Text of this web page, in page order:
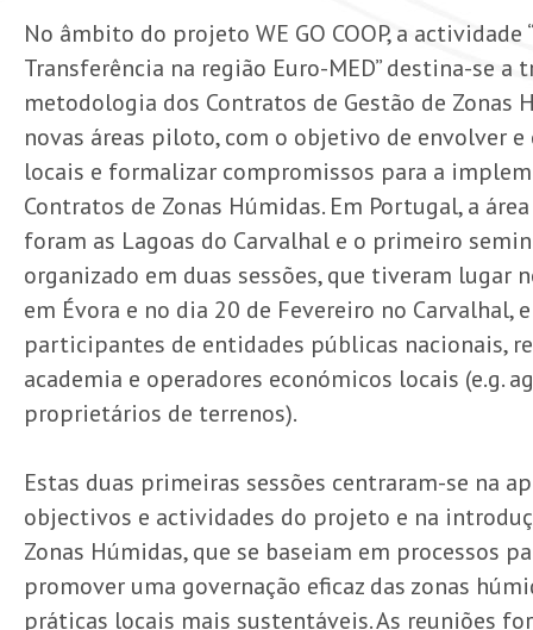
No âmbito do projeto WE GO COOP, a actividade
Transferência na região Euro-MED” destina-se a
metodologia dos Contratos de Gestão de Zonas
novas áreas piloto, com o objetivo de envolver
locais e formalizar compromissos para a
Contratos de Zonas Húmidas. Em Portugal, a
foram as Lagoas do Carvalhal e o primeiro
organizado em duas sessões, que tiveram lugar
em Évora e no dia 20 de Fevereiro no Carvalhal,
participantes de entidades públicas nacionais,
academia e operadores económicos locais (e.g.
proprietários de terrenos).
Estas duas primeiras sessões centraram-se na
objectivos e actividades do projeto e na
Zonas Húmidas, que se baseiam em processos
promover uma governação eficaz das zonas
práticas locais mais sustentáveis. As reuniões